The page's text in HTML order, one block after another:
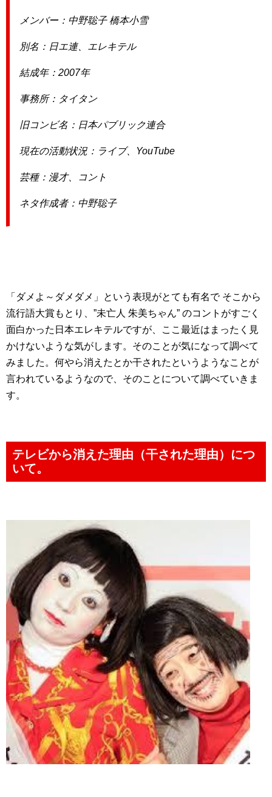
メンバー：中野聡子 橋本小雪
別名：日エ連、エレキテル
結成年：2007年
事務所：タイタン
旧コンビ名：日本パブリック連合
現在の活動状況：ライブ、YouTube
芸種：漫才、コント
ネタ作成者：中野聡子
「ダメよ～ダメダメ」という表現がとても有名で そこから
流行語大賞もとり、”未亡人 朱美ちゃん” のコントがすごく
面白かった日本エレキテルですが、ここ最近はまったく見
かけないような気がします。そのことが気になって調べて
みました。何やら消えたとか干されたというようなことが
言われているようなので、そのことについて調べていきま
す。
テレビから消えた理由（干された理由）につ
いて。